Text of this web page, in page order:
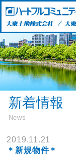
新着情報
News
2019.11.21
＊新規物件＊